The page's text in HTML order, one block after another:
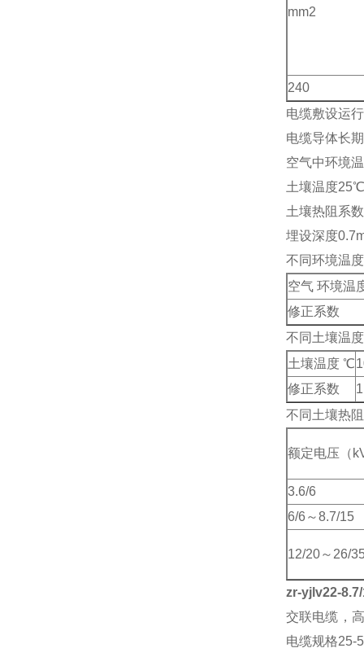
mm2
240
电缆敷设运
电缆导体长
空气中环境
土壤温度25℃
土壤热阻系
埋设深度
不同环境温
空气 环境温
修正系数
不同土壤温
土壤温度 ℃
修正系数
不同土壤热
额定电压（
3.6/6
6/6～8.7/15
12/20～26/
zr-yjlv22-
交联电缆，
电缆规格25-